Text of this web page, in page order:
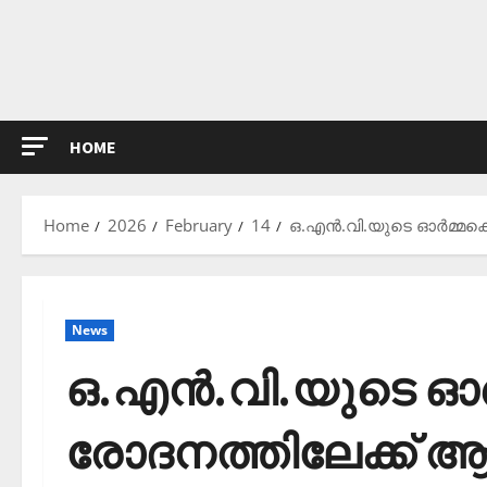
HOME
Home 2026 February 14 ഒ.എന്‍.വി.യുടെ
News
ഒ.എന്‍.വി.യുടെ
രോദനത്തിലേക്ക്